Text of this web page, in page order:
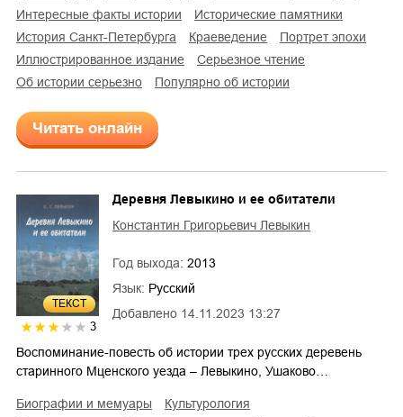
интересные факты истории
исторические памятники
история Санкт-Петербурга
краеведение
портрет эпохи
иллюстрированное издание
серьезное чтение
об истории серьезно
популярно об истории
Читать онлайн
ТЕКСТ
3
Добавлено 14.11.2023 13:27
Деревня Левыкино и ее обитатели
Константин Григорьевич Левыкин
Год выхода: 2013
Язык: Русский
Воспоминание-повесть об истории трех русских деревень
старинного Мценского уезда – Левыкино, Ушаково…
биографии и мемуары
культурология